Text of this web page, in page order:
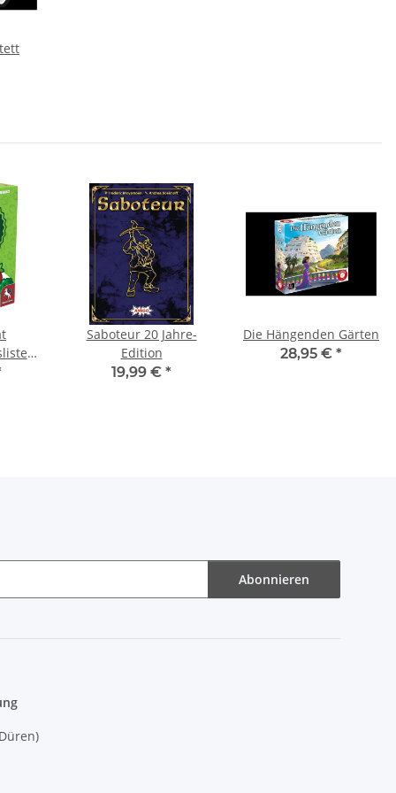
Saboteur 20 Jahre-
Edition
19,99 € *
Die Hängenden Gärten
28,95 € *
Abonnieren